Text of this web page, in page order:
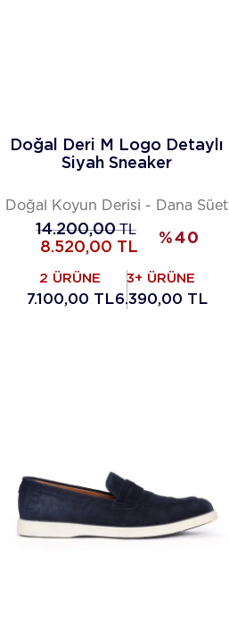
Doğal Deri M Logo Detaylı
Siyah Sneaker
Doğal Koyun Derisi - Dana Süet
14.200,00TL
8.520,00 TL
%40
2 ÜRÜNE
7.100,00 TL
3+ ÜRÜNE
6.390,00 TL